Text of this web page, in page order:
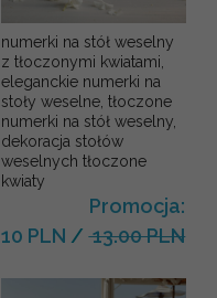
numerki na stół weselny
z tłoczonymi kwiatami,
eleganckie numerki na
stoły weselne, tłoczone
numerki na stół weselny,
dekoracja stołów
weselnych tłoczone
kwiaty
Promocja:
10 PLN /13.00 PLN